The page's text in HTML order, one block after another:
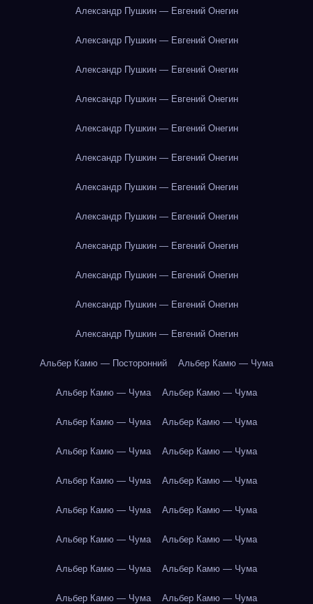
Александр Пушкин — Евгений Онегин
Александр Пушкин — Евгений Онегин
Александр Пушкин — Евгений Онегин
Александр Пушкин — Евгений Онегин
Александр Пушкин — Евгений Онегин
Александр Пушкин — Евгений Онегин
Александр Пушкин — Евгений Онегин
Александр Пушкин — Евгений Онегин
Александр Пушкин — Евгений Онегин
Александр Пушкин — Евгений Онегин
Александр Пушкин — Евгений Онегин
Александр Пушкин — Евгений Онегин
Альбер Камю — Посторонний Альбер Камю — Чума
Альбер Камю — Чума Альбер Камю — Чума
Альбер Камю — Чума Альбер Камю — Чума
Альбер Камю — Чума Альбер Камю — Чума
Альбер Камю — Чума Альбер Камю — Чума
Альбер Камю — Чума Альбер Камю — Чума
Альбер Камю — Чума Альбер Камю — Чума
Альбер Камю — Чума Альбер Камю — Чума
Альбер Камю — Чума Альбер Камю — Чума